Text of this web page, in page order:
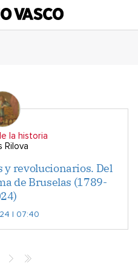
la historia
Rilova
y revolucionarios. Del
de Bruselas (1789-
| 07:40